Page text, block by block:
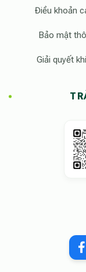
Điều khoản
Bảo mật
Giải quyết